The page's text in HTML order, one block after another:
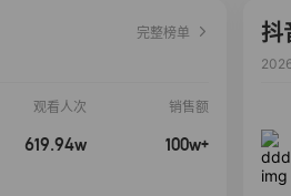
完整榜单
观看人次 销售额
619.94w 100w+
抖